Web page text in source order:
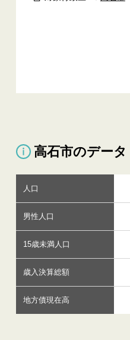
高石市のデータ
人口
男性人口
15歳未満人口
歳入決算総額
地方債現在高